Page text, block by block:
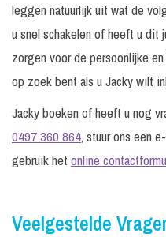
leggen natuurlijk uit wat de
u snel schakelen of heeft u dit
zorgen voor de persoonlijke
op zoek bent als u Jacky wilt
Jacky boeken of heeft u nog
0497 360 864, stuur ons een
gebruik het online
Veelgestelde